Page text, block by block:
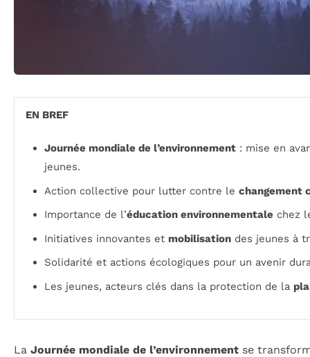
EN BREF
Journée mondiale de l’environnement : mise en
jeunes.
Action collective pour lutter contre le changement
Importance de l’éducation environnementale chez
Initiatives innovantes et mobilisation des jeunes à
Solidarité et actions écologiques pour un avenir
Les jeunes, acteurs clés dans la protection de la
La Journée mondiale de l’environnement se